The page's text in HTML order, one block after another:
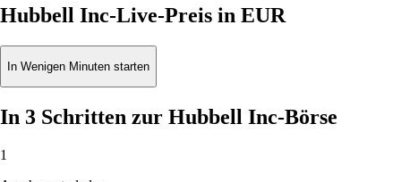
Hubbell Inc-Live-Preis in EUR
In Wenigen Minuten starten
In 3 Schritten zur Hubbell Inc-Börse
1